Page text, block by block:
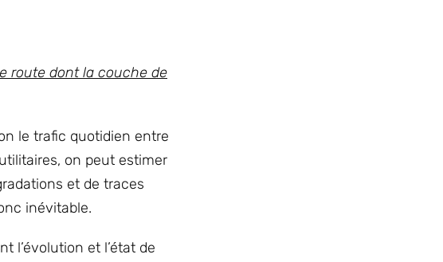
route dont la couche de
le trafic quotidien entre
on peut estimer
et de traces
inévitable.
l’évolution et l’état de